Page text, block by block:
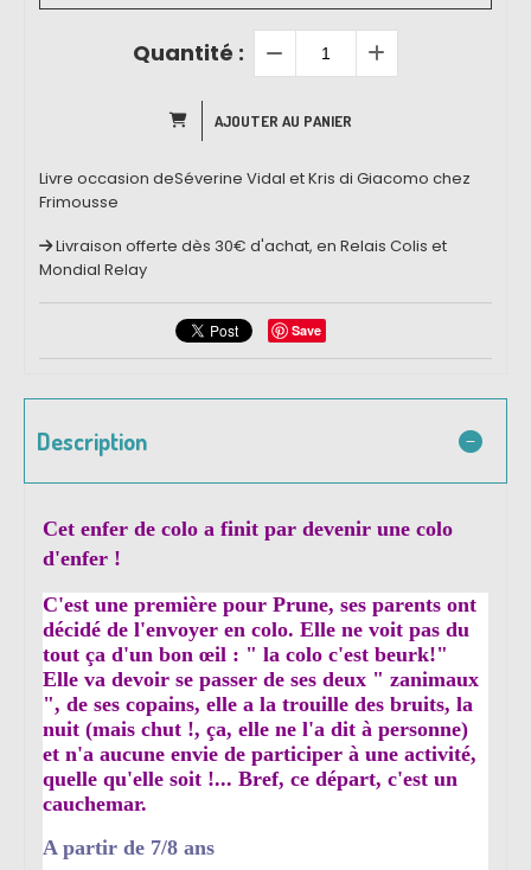
Quantité :
AJOUTER AU PANIER
Livre occasion deSéverine Vidal et Kris di Giacomo chez
Frimousse
Livraison offerte dès 30€ d'achat, en Relais Colis et
Mondial Relay
Save
Description
Cet enfer de colo a finit par devenir une colo
d'enfer !
C'est une première pour Prune, ses parents ont
décidé de l'envoyer en colo. Elle ne voit pas du
tout ça d'un bon œil : " la colo c'est beurk!"
Elle va devoir se passer de ses deux " zanimaux
", de ses copains, elle a la trouille des bruits, la
nuit (mais chut !, ça, elle ne l'a dit à personne)
et n'a aucune envie de participer à une activité,
quelle qu'elle soit !... Bref, ce départ, c'est un
cauchemar.
A partir de 7/8 ans